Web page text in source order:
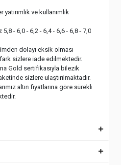
ve kullanımlık
- 6,0 - 6,2 - 6,4 - 6,6 - 6,8 - 7,0
dolayı eksik olması
sizlere iade edilmektedir.
Gold sertifikasıyla bilezik
sizlere ulaştırılmaktadır.
altın fiyatlarına göre sürekli